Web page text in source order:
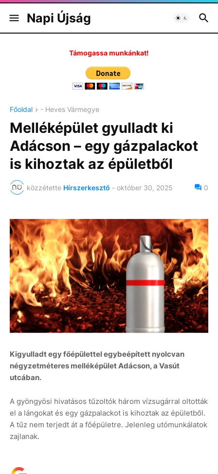
Napi Újság
Támogassa munkánkat!
Főoldal - Heves Vármegye
Melléképület gyulladt ki
Adácson – egy gázpalackot
is kihoztak az épületből
közzétette Hírszerkesztő - október 30, 2025 0
Kigyulladt egy főépülettel egybeépített nyolcvan
négyzetméteres melléképület Adácson, a Vasút
utcában.
A gyöngyösi hivatásos tűzoltók három vízsugárral oltották
el a lángokat és egy gázpalackot is kihoztak az épületből.
A tűz nem terjedt át a főépületre. Jelenleg utómunkálatok
zajlanak.